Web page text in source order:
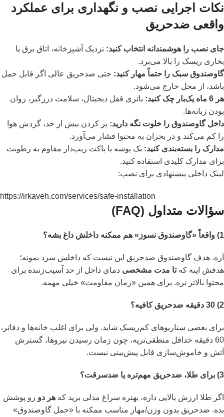
نکات اجرایی نصب و نگهداری برای عملکرد
واقعی ضدحریق
جای نصب را هوشمندانه انتخاب کنید: نزدیک آشپزخانه، اتاق برق یا
بخاری ریسک را بالا می‌برد.
گاوصندوق سبک را حتماً مهار کنید: حتی ضدحریق عالی اگر قابل حمل
باشد، از محل خارج می‌شود.
هر 6 ماه یک‌بار چک کنید:
باتری قفل دیجیتال، سلامت درزگیر، روان
بودن زبانه‌ها.
داخل گاوصندوق را خلوت نگه دارید: پر کردن بیش از حد، گردش هوا
را کم می‌کند و در بحران به محتوا فشار می‌آورد.
مدارک را بسته‌بندی کنید: یک پوشه یا پاکت زیپ‌دار مقاوم به رطوبت
برای مدارک کلیدی استفاده کنید.
لینک داخلی پیشنهادی برای نصب:
https://irkaveh.com/services/safe-installation
سؤالات متداول (FAQ)
1) واقعاً «گاوصندوق نسوز» هم ممکنه داخلش داغ بشه؟
آره. هدف گاوصندوق ضدحریق این نیست که داخلش سرد بمونه؛
هدفش اینه کهتا مدت مشخصی دمای داخل از حد آسیب‌زننده برای
محتوا بالاتر نره. برای همین «زمان مقاومت» خیلی مهمه.
2) 30 دقیقه ضدحریق کافیه؟
برای بعضی سناریوهای کم‌ریسک شاید. ولی برای اغلب خانه‌ها و دفاتر،
60 دقیقه حداقل منطقی‌تریه، چون زمان رسیدن نیروها، گسترش
آتش و خاموش‌سازی قابل پیش‌بینی نیست.
3) برای طلا، ضدحریق مهم‌تره یا ضدسرقت؟
اگر طلا ارزش بالایی داره، بهتره سراغ مدلی برید که هر دو رو پوشش
بده. ضدحریق بدون وزن/مهار مناسب ممکنه با «حمل گاوصندوق»